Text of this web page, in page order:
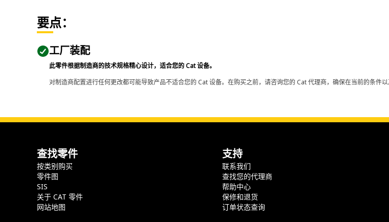
要点：
工厂装配
此零件根据制造商的技术规格精心设计，适合您的 Cat 设备。
对制造商配置进行任何更改都可能导致产品不适合您的 Cat 设备。在购买之前，请咨询您的 Cat 代理商，确保在当前的条件
查找零件
按类别购买
零件图
SIS
关于 CAT 零件
网站地图
支持
联系我们
查找您的代理商
帮助中心
保修和退货
订单状态查询